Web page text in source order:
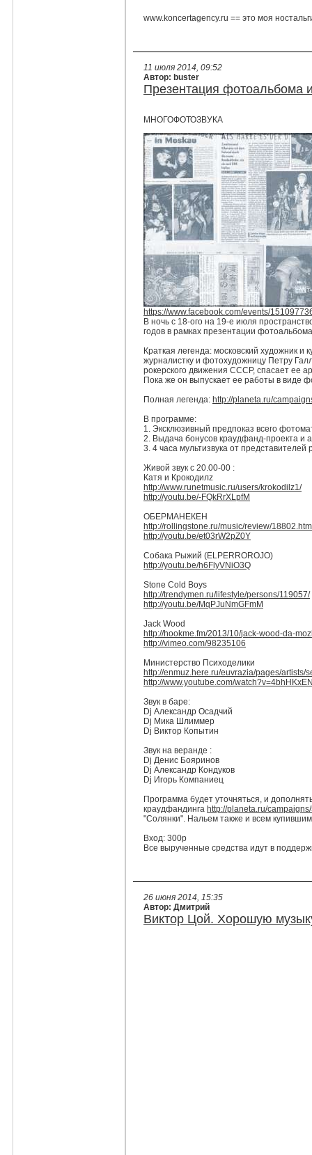
www.koncertagency.ru == это моя
11 июля 2014, 09:52
Автор: buster
Презентация фотоальбома
МНОГОФОТОЗВУКА
https://www.facebook.com/events/
В ночь с 18-ого на 19-е июля
годов в рамках презентации
Краткая легенда: московский художник и
журналистку и фотохудожницу Петру
рокерского движения СССР, спасает ее
Пока же он выпускает ее работы в виде
Полная легенда: http://planeta.ru/
В программе:
1. Эксклюзивный предпоказ всего
2. Выдача бонусов краудфанд-проекта и
3. 4 часа мультизвука от
Живой звук с 20.00-00 :
Катя и Крокодилz
http://www.runetmusic.ru/users/krokodilz1/
http://youtu.be/-FQkRrXLpfM
ОБЕРМАНЕКЕН
http://rollingstone.ru/music/review/
http://youtu.be/et03rW2pZ0Y
Собака Рыжий (ELPERROROJO)
http://youtu.be/h6FlyVNiO3Q
Stone Cold Boys
http://trendymen.ru/lifestyle/persons/119057/
http://youtu.be/MqPJuNmGFmM
Jack Wood
http://hookme.fm/2013/10/jack-wood-da-
http://vimeo.com/98235106
Министерство Психоделики
http://enmuz.here.ru/euvrazia/pages/artists/
http://www.youtube.com/
Звук в баре:
Dj Александр Осадчий
Dj Мика Шлиммер
Dj Виктор Копытин
Звук на веранде :
Dj Денис Бояринов
Dj Александр Кондуков
Dj Игорь Компаниец
Программа будет уточняться, и
краудфандинга http://planeta.ru/
"Солянки". Нальем также и всем
Вход: 300р
Все вырученные средства идут в
26 июня 2014, 15:35
Автор: Дмитрий
Виктор Цой. Хорошую